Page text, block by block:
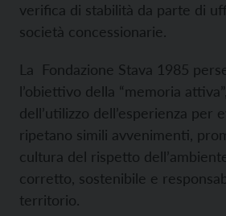
verifica di stabilità da parte di
società concessionarie.
La Fondazione Stava 1985
l’obiettivo della “memoria
dell’utilizzo dell’esperienza per
ripetano simili avvenimenti,
cultura del rispetto
corretto, sostenibile e
territorio.